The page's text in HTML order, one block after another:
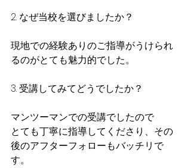
2. なぜ当校を選びましたか？
現地での経験ありのご指導がうけられ
るのがとても魅力的でした。
3. 受講してみてどうでしたか？
マンツーマンでの受講でしたので
とても丁寧に指導してくださり、その
後のアフターフォローもバッチリで
す。